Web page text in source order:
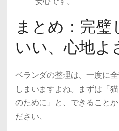
まとめ：完璧
いい、心地よ
ベランダの整理は、一度に
しまいますよね。まずは「
のために」と、できること
ださい。